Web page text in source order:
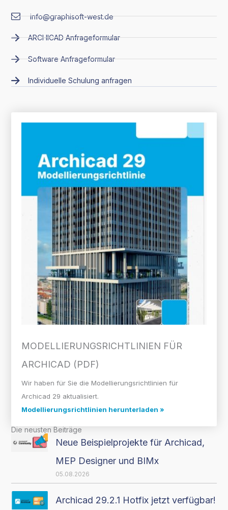
info@graphisoft-west.de
ARCHICAD Anfrageformular
Software Anfrageformular
Individuelle Schulung anfragen
MODELLIERUNGS­RICHTLINIEN FÜR
ARCHICAD (PDF)
Wir haben für Sie die Modellierungsrichtlinien für
Archicad 29 aktualisiert.
Modellierungsrichtlinien herunterladen »
Die neusten Beiträge
Neue Beispielprojekte für Archicad,
MEP Designer und BIMx
05.08.2026
Archicad 29.2.1 Hotfix jetzt verfügbar!